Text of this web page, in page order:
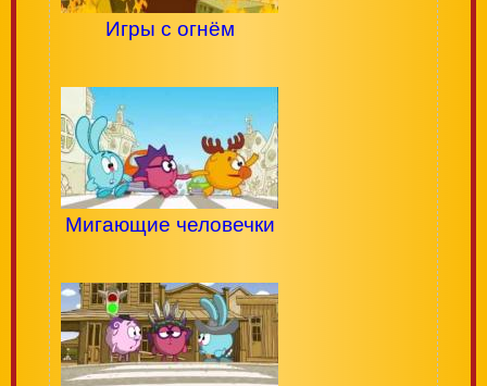
Игры с огнём
Мигающие человечки